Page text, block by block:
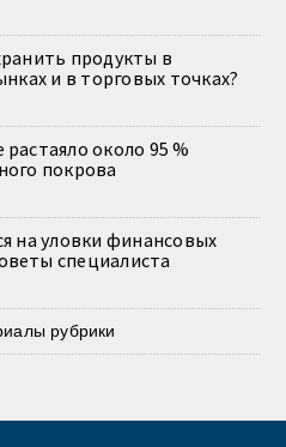
продукты в
и в торговых точках?
около 95 %
покрова
на уловки финансовых
специалиста
рубрики